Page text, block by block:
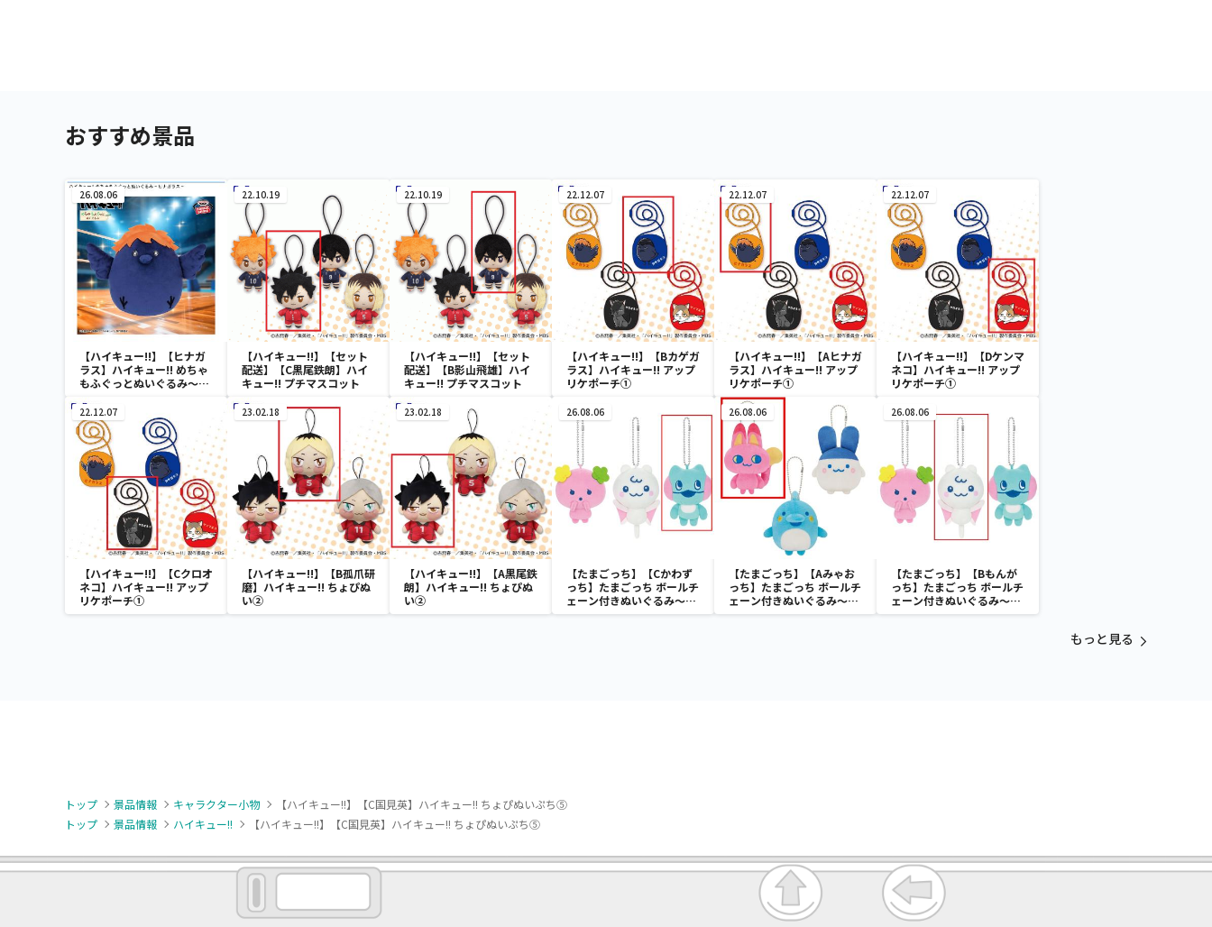
おすすめ景品
26.08.06
【ハイキュー!!】【ヒナガ
ラス】ハイキュー!! めちゃ
もふぐっとぬいぐるみ～ヒ
22.10.19
【ハイキュー!!】【セット
配送】【C黒尾鉄朗】ハイ
キュー!! プチマスコット
22.10.19
【ハイキュー!!】【セット
配送】【B影山飛雄】ハイ
キュー!! プチマスコット
22.12.07
【ハイキュー!!】【Bカゲガ
ラス】ハイキュー!! アップ
リケポーチ①
22.12.07
【ハイキュー!!】【Aヒナガ
ラス】ハイキュー!! アップ
リケポーチ①
22.12.07
【ハイキュー!!】【Dケンマ
ネコ】ハイキュー!! アップ
リケポーチ①
22.12.07
【ハイキュー!!】【Cクロオ
ネコ】ハイキュー!! アップ
リケポーチ①
23.02.18
【ハイキュー!!】【B孤爪研
磨】ハイキュー!! ちょぴぬ
い②
23.02.18
【ハイキュー!!】【A黒尾鉄
朗】ハイキュー!! ちょぴぬ
い②
26.08.06
【たまごっち】【Cかわず
っち】たまごっち ボールチ
ェーン付きぬいぐるみ～
Tamagotchi Paradise～
26.08.06
【たまごっち】【Aみゃお
っち】たまごっち ボールチ
ェーン付きぬいぐるみ～
Tamagotchi Paradise～
26.08.06
【たまごっち】【Bもんが
っち】たまごっち ボールチ
ェーン付きぬいぐるみ～
Tamagotchi Paradise～
もっと見る
トップ 景品情報 キャラクター小物
【ハイキュー!!】【C国見英】ハイキュー!! ちょぴぬいぷち⑤
トップ
景品情報 ハイキュー!! 【ハイキュー!!】【C国見英】ハイキュー!! ちょぴぬいぷち⑤